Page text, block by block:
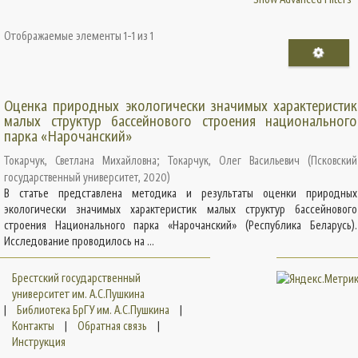
Отображаемые элементы 1-1 из 1
Оценка природных экологически значимых характеристик
малых структур бассейнового строения национального
парка «Нарочанский»
Токарчук, Светлана Михайловна; Токарчук, Олег Васильевич (Псковский
государственный университет, 2020)
В статье представлена методика и результаты оценки природных
экологически значимых характеристик малых структур бассейнового
строения Национального парка «Нарочанский» (Республика Беларусь).
Исследование проводилось на ...
Брестский государственный
университет им. А.С.Пушкина
|
Библиотека БрГУ им. А.С.Пушкина
|
Контакты
| Обратная связь
|
Инструкция